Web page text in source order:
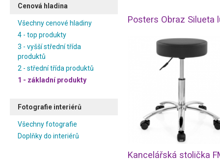
Cenová hladina
Všechny cenové hladiny
4 - top produkty
3 - vyšší střední třída
produktů
2 - střední třída produktů
1 - základní produkty
Fotografie interiérů
Všechny fotografie
Doplňky do interiérů